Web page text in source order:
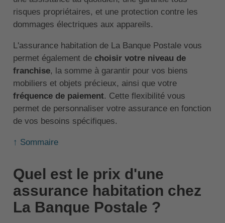
risques propriétaires, et une protection contre les
dommages électriques aux appareils.
L'assurance habitation de La Banque Postale vous
permet également de choisir votre niveau de
franchise, la somme à garantir pour vos biens
mobiliers et objets précieux, ainsi que votre
fréquence de paiement. Cette flexibilité vous
permet de personnaliser votre assurance en fonction
de vos besoins spécifiques.
↑ Sommaire
Quel est le prix d'une
assurance habitation chez
La Banque Postale ?